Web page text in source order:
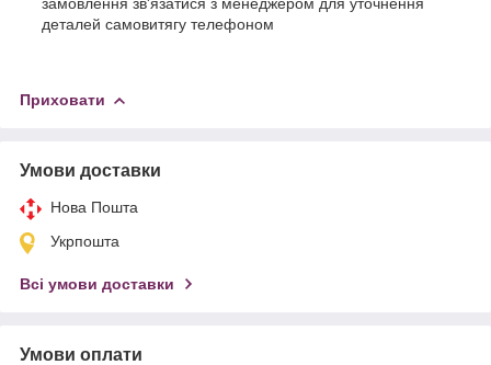
деталей самовитягу телефоном
Приховати
Умови доставки
Нова Пошта
Укрпошта
Всі умови доставки
Умови оплати